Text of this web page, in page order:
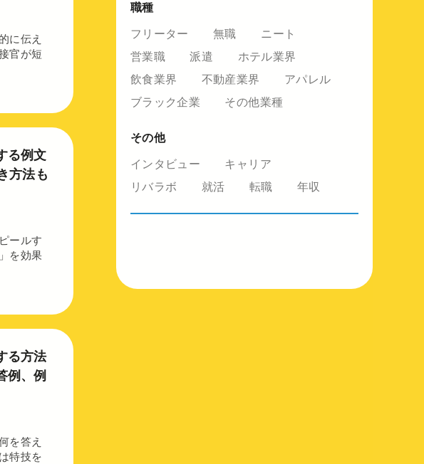
に伝え
官が短
る例文
方法も
ールす
を効果
る方法
例、例
を答え
特技を
職種
フリーター 無職
ニート
営業職
派遣
ホテル業界
飲食業界
不動産業界
アパレル
ブラック企業
その他業種
その他
インタビュー
キャリア
リバラボ
就活 転職 年収